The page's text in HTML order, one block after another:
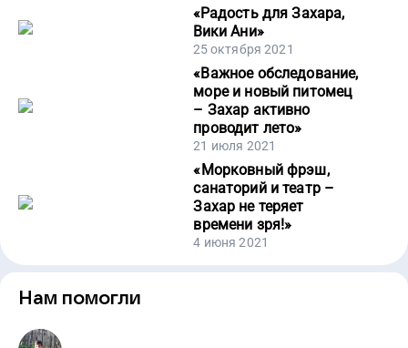
«Радость для Захара,
Вики Ани»
25 октября 2021
«Важное обследование,
море и новый питомец
– Захар активно
проводит лето»
21 июля 2021
« Морковный фрэш,
санаторий и театр –
Захар не теряет
времени зря!»
4 июня 2021
Нам помогли